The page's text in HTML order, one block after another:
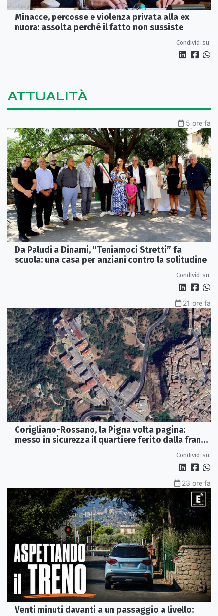
Minacce, percosse e violenza privata alla ex
nuora: assolta perché il fatto non sussiste
Condividi su:
ATTUALITÀ
5 ore fa
Da Paludi a Dinami, “Teniamoci Stretti” fa
scuola: una casa per anziani contro la solitudine
Condividi su:
21 ore fa
Corigliano-Rossano, la Pigna volta pagina:
messo in sicurezza il quartiere ferito dalla frana
Condividi su:
23 ore fa
Venti minuti davanti a un passaggio a livello: